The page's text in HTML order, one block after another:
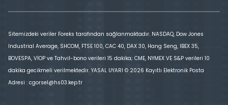
Sitemizdeki veriler Foreks tarafından sağlanmaktadır. NASDAQ, Dow Jones
Industrial Average, SHCOM, FTSE 100, CAC 40, DAX 30, Hang Seng, IBEX 35,
BOVESPA, VİOP ve Tahvil-bono verileri 15 dakika; CME, NYMEX VE S&P verileri 10
dakika gecikmeli verilmektedir. YASAL UYARI © 2026 Kayıtlı Elektronik Posta
Adresi : cgorsel@hs03.kep.tr